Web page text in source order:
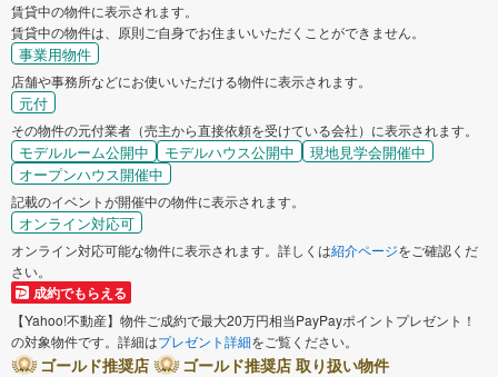
賃貸中の物件に表示されます。
賃貸中の物件は、原則ご自身でお住まいいただくことができません。
事業用物件
店舗や事務所などにお使いいただける物件に表示されます。
元付
その物件の元付業者（売主から直接依頼を受けている会社）に表示されます。
モデルルーム公開中 モデルハウス公開中
現地見学会開催中
オープンハウス開催中
記載のイベントが開催中の物件に表示されます。
オンライン対応可
オンライン対応可能な物件に表示されます。詳しくは紹介ページをご確認くだ
さい。
成約でもらえる
【Yahoo!不動産】物件ご成約で最大20万円相当PayPayポイントプレゼント！
の対象物件です。詳細はプレゼント詳細をご覧ください。
ゴールド推奨店 ゴールド推奨店 取り扱い物件